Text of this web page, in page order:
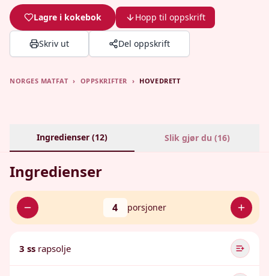
Lagre i kokebok Hopp til oppskrift
Skriv ut Del oppskrift
NORGES MATFAT › OPPSKRIFTER › HOVEDRETT
Ingredienser (12) Slik gjør du (16)
Ingredienser
4 porsjoner
3 ss rapsolje